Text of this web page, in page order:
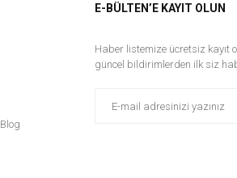
Blog
E-BÜLTEN’E KAYIT OLUN
Haber listemize ücretsiz kayıt
güncel bildirimlerden ilk siz